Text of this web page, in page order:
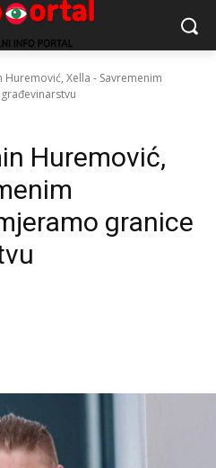
Huremović, Xella - Savremenim
Huremović,
granice